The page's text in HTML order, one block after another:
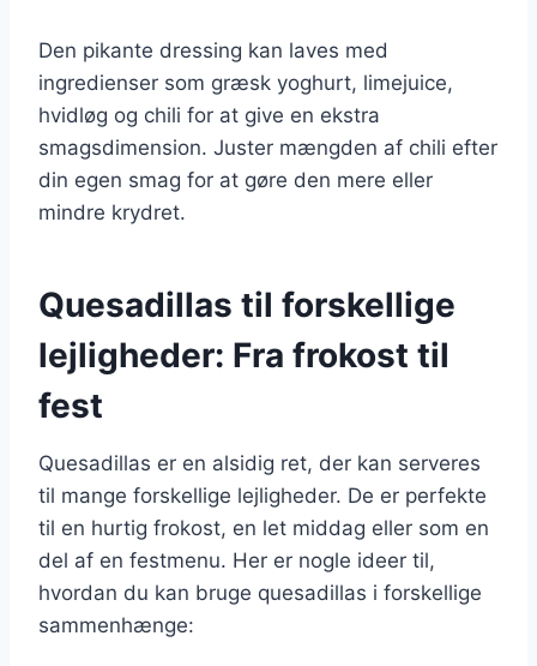
Den pikante dressing kan laves med
ingredienser som græsk yoghurt, limejuice,
hvidløg og chili for at give en ekstra
smagsdimension. Juster mængden af chili efter
din egen smag for at gøre den mere eller
mindre krydret.
Quesadillas til forskellige
lejligheder: Fra frokost til
fest
Quesadillas er en alsidig ret, der kan serveres
til mange forskellige lejligheder. De er perfekte
til en hurtig frokost, en let middag eller som en
del af en festmenu. Her er nogle ideer til,
hvordan du kan bruge quesadillas i forskellige
sammenhænge: